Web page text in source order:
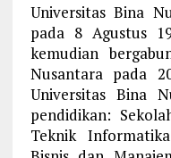
Universitas Bina
pada 8 Agustus
kemudian
Nusantara pada
Universitas Bina
pendidikan:
Teknik